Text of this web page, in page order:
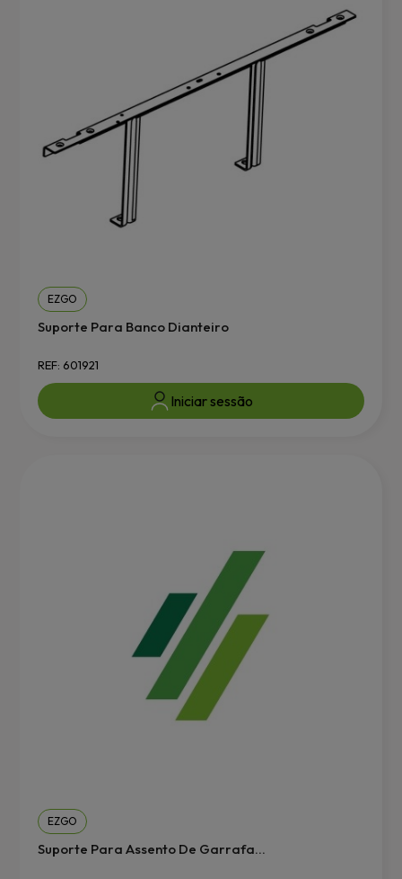
EZGO
Suporte Para Banco Dianteiro
REF: 601921
Iniciar sessão
EZGO
Suporte Para Assento De Garrafa...